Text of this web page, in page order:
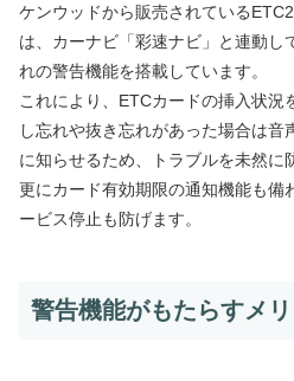
ケンウッドから販売されている
は、カーナビ「彩速ナビ」と連動し
れの警告機能を搭載しています。
これにより、ETCカードの挿入状況
し忘れや抜き忘れがあった場合は
に知らせるため、トラブルを未然に
更にカード有効期限の通知機能も備
ービス停止も防げます。
警告機能がもたらすメ